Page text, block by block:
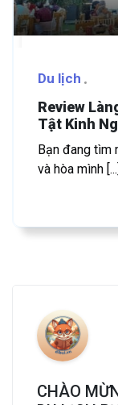
Du lịch
Review
Tật Kinh
Bạn đang tìm
và hòa mình [...]
CHÀO